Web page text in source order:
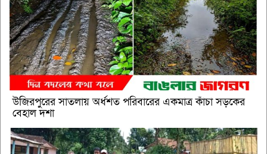
উজিরপুরের সাতলায় অর্ধশত পরিবারের একমাত্র কাঁচা সড়কের
বেহাল দশা